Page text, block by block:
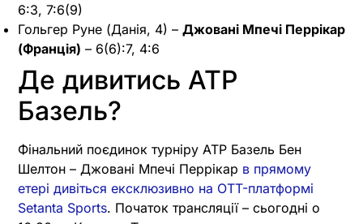
6:3, 7:6(9)
Гольгер Руне (Данія, 4) – Джовані Мпечі Перрікар
(Франція) – 6(6):7, 4:6
Де дивитись ATP
Базель?
Фінальний поєдинок турніру ATP Базель Бен
Шелтон – Джовані Мпечі Перрікар в прямому
етері дивіться ексклюзивно на OTT-платформі
Setanta Sports. Початок трансляції – сьогодні о